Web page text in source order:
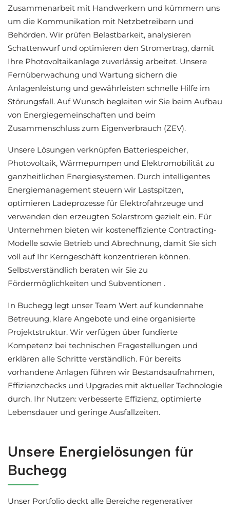
Zusammenarbeit mit Handwerkern und kümmern uns
um die Kommunikation mit Netzbetreibern und
Behörden. Wir prüfen Belastbarkeit, analysieren
Schattenwurf und optimieren den Stromertrag, damit
Ihre Photovoltaikanlage zuverlässig arbeitet. Unsere
Fernüberwachung und Wartung sichern die
Anlagenleistung und gewährleisten schnelle Hilfe im
Störungsfall. Auf Wunsch begleiten wir Sie beim Aufbau
von Energiegemeinschaften und beim
Zusammenschluss zum Eigenverbrauch (ZEV).
Unsere Lösungen verknüpfen Batteriespeicher,
Photovoltaik, Wärmepumpen und Elektromobilität zu
ganzheitlichen Energiesystemen. Durch intelligentes
Energiemanagement steuern wir Lastspitzen,
optimieren Ladeprozesse für Elektrofahrzeuge und
verwenden den erzeugten Solarstrom gezielt ein. Für
Unternehmen bieten wir kosteneffiziente Contracting-
Modelle sowie Betrieb und Abrechnung, damit Sie sich
voll auf Ihr Kerngeschäft konzentrieren können.
Selbstverständlich beraten wir Sie zu
Fördermöglichkeiten und Subventionen .
In Buchegg legt unser Team Wert auf kundennahe
Betreuung, klare Angebote und eine organisierte
Projektstruktur. Wir verfügen über fundierte
Kompetenz bei technischen Fragestellungen und
erklären alle Schritte verständlich. Für bereits
vorhandene Anlagen führen wir Bestandsaufnahmen,
Effizienzchecks und Upgrades mit aktueller Technologie
durch. Ihr Nutzen: verbesserte Effizienz, optimierte
Lebensdauer und geringe Ausfallzeiten.
Unsere Energielösungen für
Buchegg
Unser Portfolio deckt alle Bereiche regenerativer